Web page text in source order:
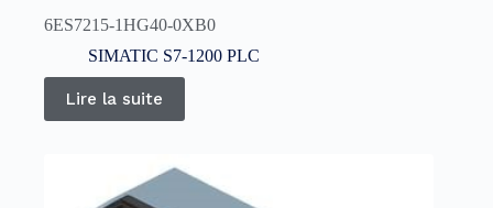
6ES7215-1HG40-0XB0
SIMATIC S7-1200 PLC
Lire la suite